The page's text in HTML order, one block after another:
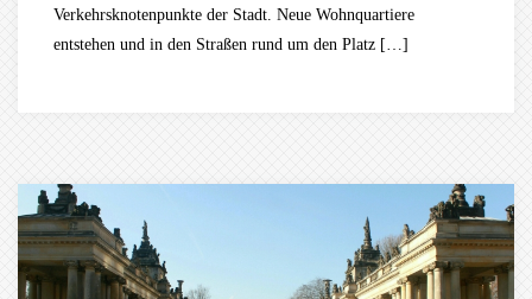
Verkehrsknotenpunkte der Stadt. Neue Wohnquartiere
entstehen und in den Straßen rund um den Platz […]